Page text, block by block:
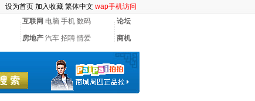
设为首页 加入收藏 繁体中文 wap手机访问
互联网 电脑 手机 数码 论坛
房地产 汽车 招聘 情爱 商机